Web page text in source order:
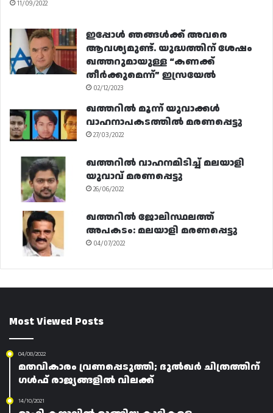
11/09/2022
ഇപ്പോൾ ഞങ്ങൾക്ക് അവരെ
ആവശ്യമുണ്ട്. യുദ്ധത്തിന് ശേഷം
ഖത്തറുമായുള്ള “കണക്ക്
തീർക്കുമെന്ന്” ഇസ്രയേൽ
02/12/2023
ഖത്തറിൽ മൂന്ന് യുവാക്കൾ
വാഹനാപകടത്തിൽ മരണപ്പെട്ടു
27/03/2022
ഖത്തറിൽ വാഹനമിടിച്ച് മലയാളി
യുവാവ് മരണപ്പെട്ടു
26/06/2022
ഖത്തറിൽ ജോലിസ്ഥലത്ത്
അപകടം: മലയാളി മരണപ്പെട്ടു
04/07/2022
Most Viewed Posts
04/08/2022
മതവികാരം വ്രണപ്പെടുത്തി; ദുൽഖർ ചിത്രത്തിന്
ഗൾഫ് രാജ്യങ്ങളിൽ വിലക്ക്
14/10/2021